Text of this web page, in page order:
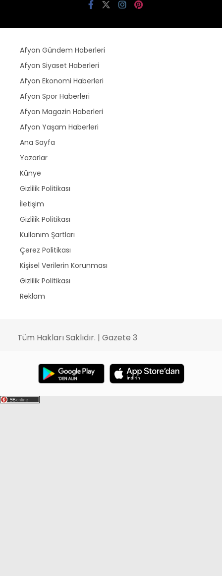
Afyon Gündem Haberleri
Afyon Siyaset Haberleri
Afyon Ekonomi Haberleri
Afyon Spor Haberleri
Afyon Magazin Haberleri
Afyon Yaşam Haberleri
Ana Sayfa
Yazarlar
Künye
Gizlilik Politikası
İletişim
Gizlilik Politikası
Kullanım Şartları
Çerez Politikası
Kişisel Verilerin Korunması
Gizlilik Politikası
Reklam
Tüm Hakları Saklıdır. | Gazete 3